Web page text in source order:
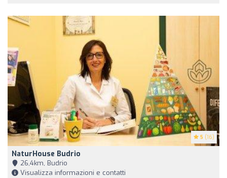
5 (16)
NaturHouse Budrio
26,4km, Budrio
Visualizza informazioni e contatti